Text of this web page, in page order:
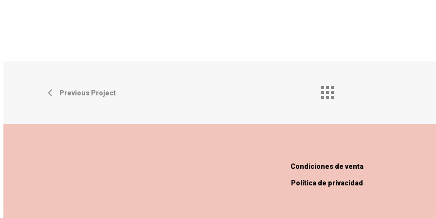
Previous Project
Condiciones de venta
Política de privacidad